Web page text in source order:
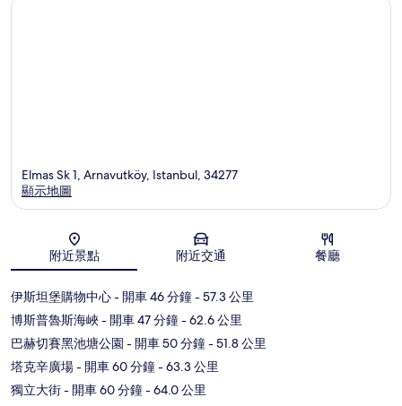
地圖
Elmas Sk 1, Arnavutköy, Istanbul, 34277
顯示地圖
附近景點 附近交通 餐廳
伊斯坦堡購物中心- 開車 46 分鐘- 57.3 公里
博斯普魯斯海峽- 開車 47 分鐘- 62.6 公里
巴赫切賽黑池塘公園 - 開車 50 分鐘- 51.8 公里
塔克辛廣場- 開車 60 分鐘- 63.3 公里
獨立大街- 開車 60 分鐘- 64.0 公里